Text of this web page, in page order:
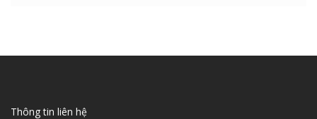
Thông tin liên hệ